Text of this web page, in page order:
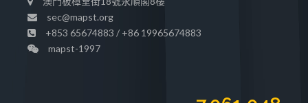
sec@mapst.org
+853 65674883 / +86 19965674883
mapst-1997